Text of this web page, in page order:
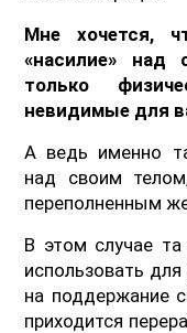
Мне хочется,
«насилие» над
только
невидимые для
А ведь именно
над своим
переполненным
В этом случае
использовать
на поддержание
приходится